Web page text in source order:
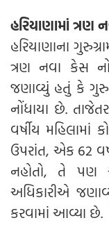
હરિયાણામાં ત્રણ
હરિયાણાના
ત્રણ નવા કેસ
જણાવ્યું હતું કે
નોંધાયા છે.
વર્ષીય
ઉપરાંત, એક 62
નહોતો, તે પણ
અધિકારીએ
કરવામાં આવ્યા છે.